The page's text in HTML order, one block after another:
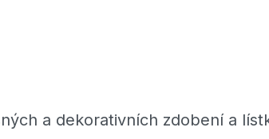
a dekorativních zdobení a